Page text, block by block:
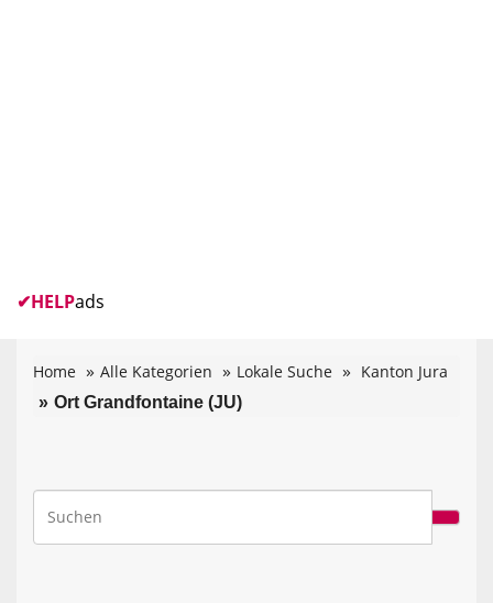
✔HELPads
Home Alle Kategorien Lokale Suche Kanton Jura
Ort Grandfontaine (JU)